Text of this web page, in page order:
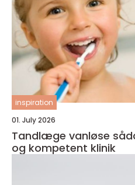
inspiration
01. July 2026
Tandlæge vanløse sådan finder du en tryg
og kompetent klinik